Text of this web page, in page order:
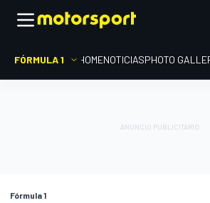
FÓRMULA 1 HOMENOTICIASPHOTO
Fórmula 1